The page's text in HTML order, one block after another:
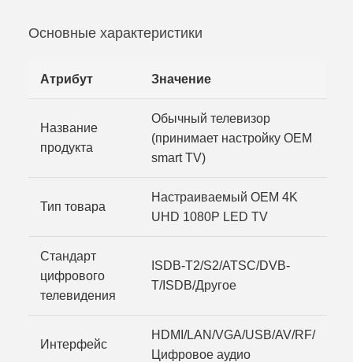
Основные характеристики
Атрибут Значение
Название
продукта
Обычный телевизор
(принимает настройку OEM
smart TV)
Тип товара
Настраиваемый OEM 4K
UHD 1080P LED TV
Стандарт
цифрового
телевидения
ISDB-T2/S2/ATSC/DVB-
T/ISDB/Другое
Интерфейс
HDMI/LAN/VGA/USB/AV/RF/
Цифровое аудио